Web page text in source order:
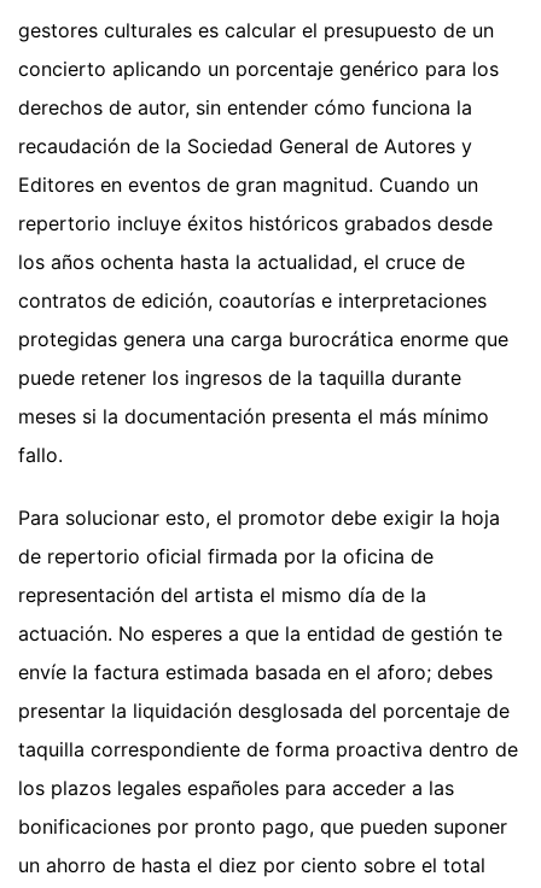
gestores culturales es calcular el presupuesto de un
concierto aplicando un porcentaje genérico para los
derechos de autor, sin entender cómo funciona la
recaudación de la Sociedad General de Autores y
Editores en eventos de gran magnitud. Cuando un
repertorio incluye éxitos históricos grabados desde
los años ochenta hasta la actualidad, el cruce de
contratos de edición, coautorías e interpretaciones
protegidas genera una carga burocrática enorme que
puede retener los ingresos de la taquilla durante
meses si la documentación presenta el más mínimo
fallo.
Para solucionar esto, el promotor debe exigir la hoja
de repertorio oficial firmada por la oficina de
representación del artista el mismo día de la
actuación. No esperes a que la entidad de gestión te
envíe la factura estimada basada en el aforo; debes
presentar la liquidación desglosada del porcentaje de
taquilla correspondiente de forma proactiva dentro de
los plazos legales españoles para acceder a las
bonificaciones por pronto pago, que pueden suponer
un ahorro de hasta el diez por ciento sobre el total